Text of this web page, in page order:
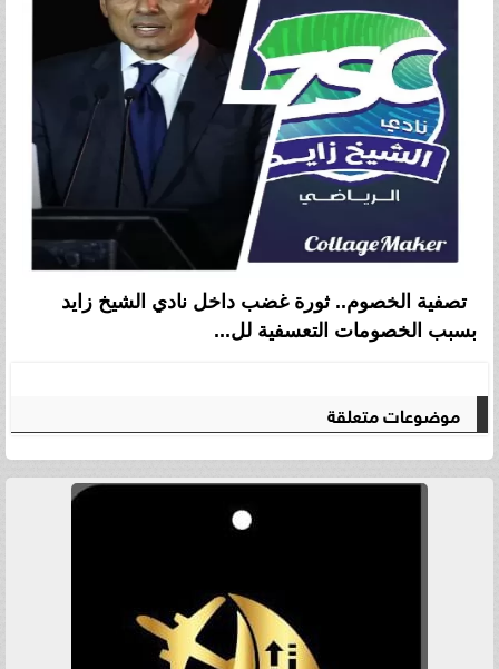
تصفية الخصوم.. ثورة غضب داخل نادي الشيخ زايد
بسبب الخصومات التعسفية لل...
موضوعات متعلقة